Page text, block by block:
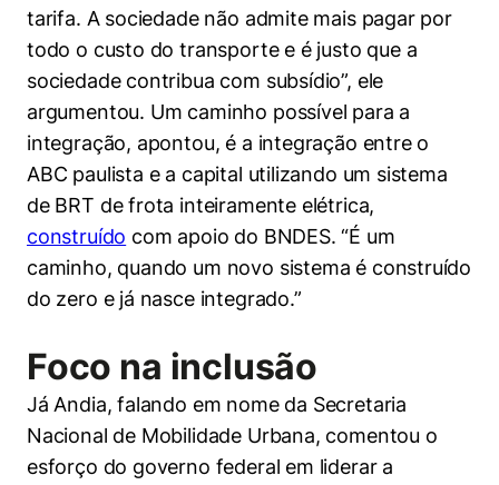
tarifa. A sociedade não admite mais pagar por
todo o custo do transporte e é justo que a
sociedade contribua com subsídio”, ele
argumentou. Um caminho possível para a
integração, apontou, é a integração entre o
ABC paulista e a capital utilizando um sistema
de BRT de frota inteiramente elétrica,
construído com apoio do BNDES. “É um
caminho, quando um novo sistema é construído
do zero e já nasce integrado.”
Foco na inclusão
Já Andia, falando em nome da Secretaria
Nacional de Mobilidade Urbana, comentou o
esforço do governo federal em liderar a